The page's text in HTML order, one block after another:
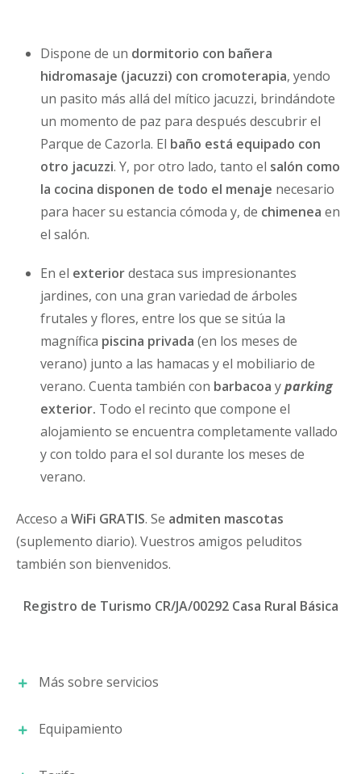
Dispone de un dormitorio con bañera
hidromasaje (jacuzzi) con cromoterapia, yendo
un pasito más allá del mítico jacuzzi, brindándote
un momento de paz para después descubrir el
Parque de Cazorla. El baño está equipado con
otro jacuzzi. Y, por otro lado, tanto el salón como
la cocina disponen de todo el menaje necesario
para hacer su estancia cómoda y, de chimenea en
el salón.
En el exteriordestaca sus impresionantes
jardines, con una gran variedad de árboles
frutales y flores, entre los que se sitúa la
magnífica piscina privada (en los meses de
verano) junto a las hamacas y el mobiliario de
verano. Cuenta también con barbacoa yparking
exterior. Todo el recinto que compone el
alojamiento se encuentra completamente vallado
y con toldo para el sol durante los meses de
verano.
Acceso a WiFi GRATIS. Se admiten mascotas
(suplemento diario). Vuestros amigos peluditos
también son bienvenidos.
Registro de Turismo CR/JA/00292 Casa Rural Básica
Más sobre servicios
Equipamiento